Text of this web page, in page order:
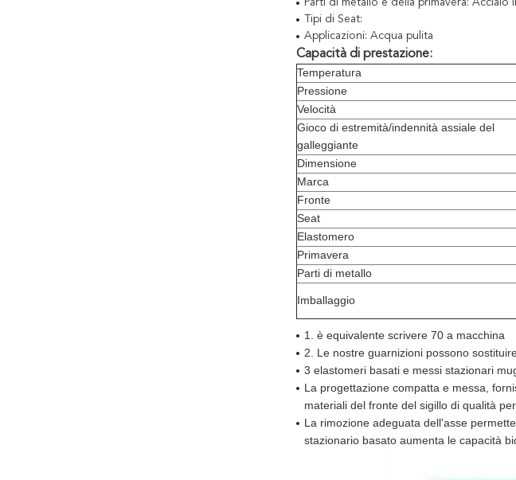
Parti di metallo e della primavera: Acciaio
Tipi di Seat:
Applicazioni: Acqua pulita
Capacità di prestazione:
Temperatura
Pressione
Velocità
Gioco di estremità/indennità assiale del
galleggiante
Dimensione
Marca
Fronte
Seat
Elastomero
Primavera
Parti di metallo
Imballaggio
1. è equivalente scrivere 70 a macchina
2. Le nostre guarnizioni possono
3 elastomeri basati e messi stazionari
La progettazione compatta e messa,
materiali del fronte del sigillo di qualità
La rimozione adeguata dell'asse
stazionario basato aumenta le capacità